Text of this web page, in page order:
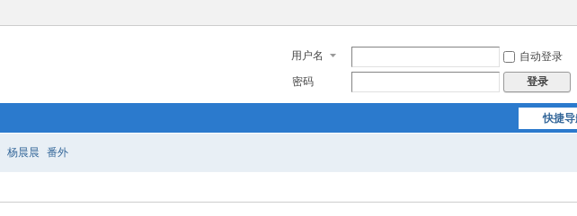
用户名
自动登录
密码
登录
快捷
杨晨晨 番外